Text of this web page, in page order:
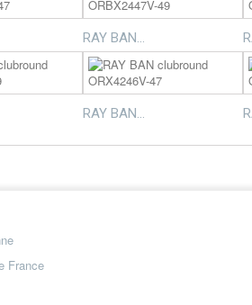
RAY BAN...
RAY BAN...
France